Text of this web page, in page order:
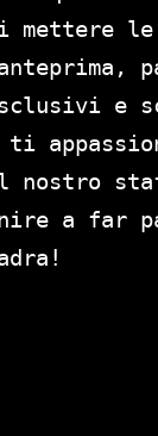
mettere le
e
nostro
a far